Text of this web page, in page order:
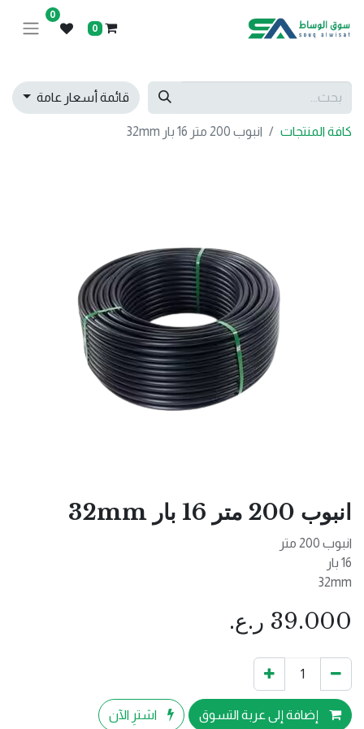
0
0
قائمة أسعار عامة
كافة المنتجات انبوب 200 متر 16 بار 32mm
انبوب 200 متر 16 بار 32mm
انبوب 200 متر
16 بار
32mm
39.000 ر.ع.
إضافة إلى عربة التسوق اشترِ الآن